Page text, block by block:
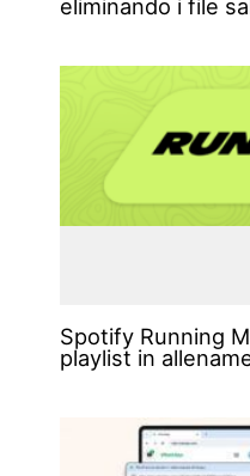
eliminando i file
Spotify Running
playlist in